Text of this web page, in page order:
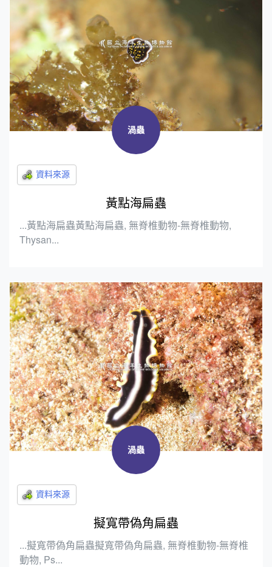
渦蟲
黃點海扁蟲
...黃點海扁蟲黃點海扁蟲, 無脊椎動物-無脊椎動物,
Thysan...
渦蟲
擬寬帶偽角扁蟲
...擬寬帶偽角扁蟲擬寬帶偽角扁蟲, 無脊椎動物-無脊椎
動物, Ps...